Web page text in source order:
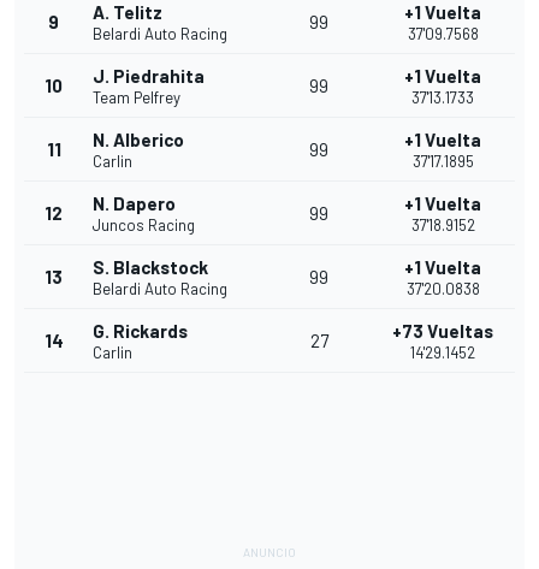
9 A. Telitz
Belardi Auto Racing
99 +1 Vuelta
37'09.7568
10 J. Piedrahita
Team Pelfrey
99 +1 Vuelta
37'13.1733
11 N. Alberico
Carlin
99 +1 Vuelta
37'17.1895
12 N. Dapero
Juncos Racing
99 +1 Vuelta
37'18.9152
13 S. Blackstock
Belardi Auto Racing
99 +1 Vuelta
37'20.0838
14 G. Rickards
Carlin
27 +73 Vueltas
14'29.1452